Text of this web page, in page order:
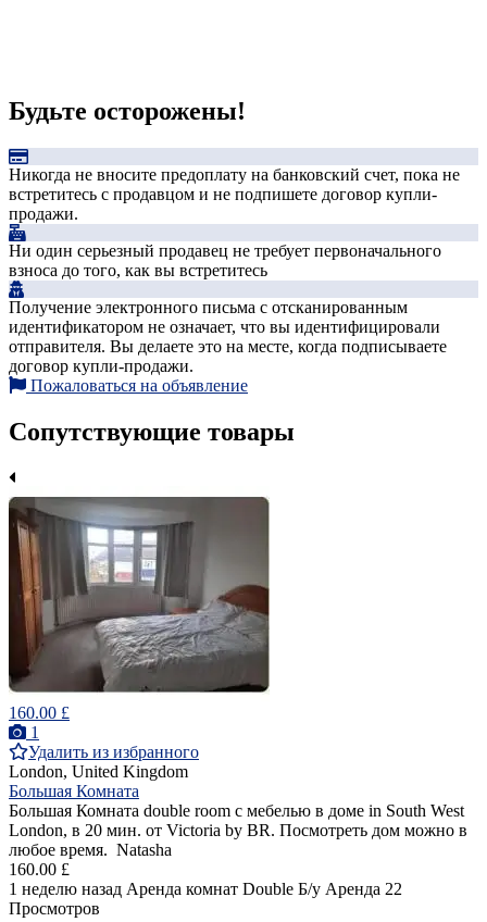
Будьте осторожены!
Никогда не вносите предоплату на банковский счет, пока не
встретитесь с продавцом и не подпишете договор купли-
продажи.
Ни один серьезный продавец не требует первоначального
взноса до того, как вы встретитесь
Получение электронного письма с отсканированным
идентификатором не означает, что вы идентифицировали
отправителя. Вы делаете это на месте, когда подписываете
договор купли-продажи.
Пожаловаться на объявление
Сопутствующие товары
160.00 £
1
Удалить из избранного
London, United Kingdom
Большая Комната
Большая Комната double room с мебелью в доме in South West
London, в 20 мин. от Victoria by BR. Посмотреть дом можно в
любое время. Natasha
160.00 £
1 неделю назад Аренда комнат Double Б/у Аренда 22
Просмотров